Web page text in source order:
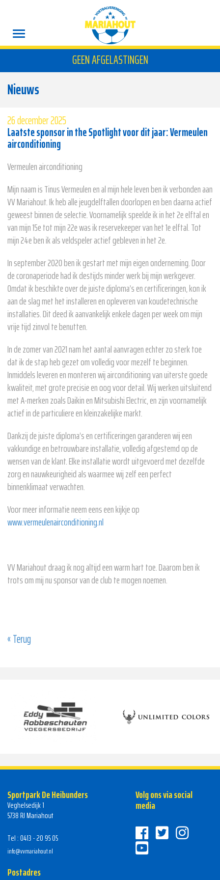
GEEN AFGELASTINGEN
Nieuws
26 december 2025
Laatste sponsor in the Spotlight voor dit jaar: Vermeulen
airconditioning
Vermeulen airconditioning
Mijn naam is Tinus Vermeulen en al mijn hele leven ben ik verbonden aan
VV Mariahout. Ik heb alle jeugdelftallen doorlopen en ben daarna actief
geweest binnen de selectie. Voornamelijk speelde ik in het 2e elftal en
van mijn 15e tot mijn 22e was ik reservekeeper van het 1e elftal. Tot
mijn 24e ben ik als veldspeler actief gebleven in het 2e.
In september 2020 ben ik gestart met mijn eigen onderneming. Door
de coronaperiode had ik destijds minder werk bij mijn werkgever.
Omdat ik beschikte over de juiste diploma’s en certificeringen, kon ik
aan de slag met het installeren en opleveren van koudetechnische
installaties. Dit deed ik aanvankelijk enkele dagen per week om mijn
vrije tijd zinvol te benutten.
In de zomer van 2021 nam het aantal aanvragen echter zo sterk toe
dat ik de stap heb gezet om volledig voor mezelf te beginnen.
Inmiddels leveren en monteren wij airconditioning van uiterste goede
kwaliteit, met grote precisie en oog voor detail. Wij werken uitsluitend
met A-merken zoals Daikin en Mitsubishi Electric, en zijn voornamelijk
actief in de particuliere en kleinzakelijke markt.
Dankzij de juiste diploma’s en certificeringen garanderen wij een
vakkundige en betrouwbare installatie, volledig afgestemd op de
wensen van de klant. Elke installatie wordt uitgevoerd met dezelfde
zorg en nauwkeurigheid als waarmee wij zelf een perfect
binnenklimaat verwachten.
Voor meer informatie neem eens een kijkje op
www.vermeulenairconditioning.nl
VV Mariahout draag ik nog altijd een warm hart toe. Daarom ben ik
trots om mij nu sponsor van de club te mogen noemen.
« Terug
Sportpark De Heibunders
Veghelsedijk 1
5738 RJ Mariahout
Tel : 0413 - 20 95 05
info@vvmariahout.nl
Postadres
Volg ons via social
media